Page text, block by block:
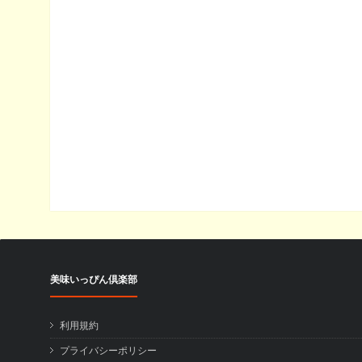
美味いっぴん倶楽部
利用規約
プライバシーポリシー